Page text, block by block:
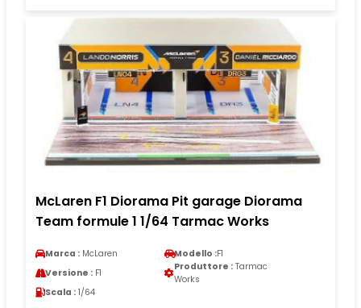
McLaren F1 Diorama Pit garage Diorama
Team formule 1 1/64 Tarmac Works
Marca : McLaren Modello :F1
Versione : F1
Produttore : Tarmac
Works
Scala : 1/64